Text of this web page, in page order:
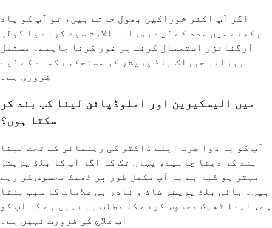
اگر آپ اکثر خوراکیں بھول جاتے ہیں، تو آپ کو یاد
رکھنے میں مدد کے لیے روزانہ الارم سیٹ کرنے یا گولی
آرگنائزر استعمال کرنے پر غور کرنا چاہیے۔ مستقل
روزانہ خوراک بلڈ پریشر کو مستحکم رکھنے کے لیے
ضروری ہے۔
میں الیسکیرین اور املوڈپائن لینا کب بند کر
سکتا ہوں؟
آپ کو یہ دوا صرف اپنے ڈاکٹر کی رہنمائی کے تحت لینا
بند کر دینا چاہیے، یہاں تک کہ اگر آپ کا بلڈ پریشر
بہتر ہو گیا ہے یا آپ مکمل طور پر ٹھیک محسوس کر رہے
ہیں۔ ہائی بلڈ پریشر شاذ و نادر ہی علامات کا سبب بنتا
ہے، لہذا ٹھیک محسوس کرنے کا مطلب یہ نہیں ہے کہ آپ کو
اب علاج کی ضرورت نہیں ہے۔